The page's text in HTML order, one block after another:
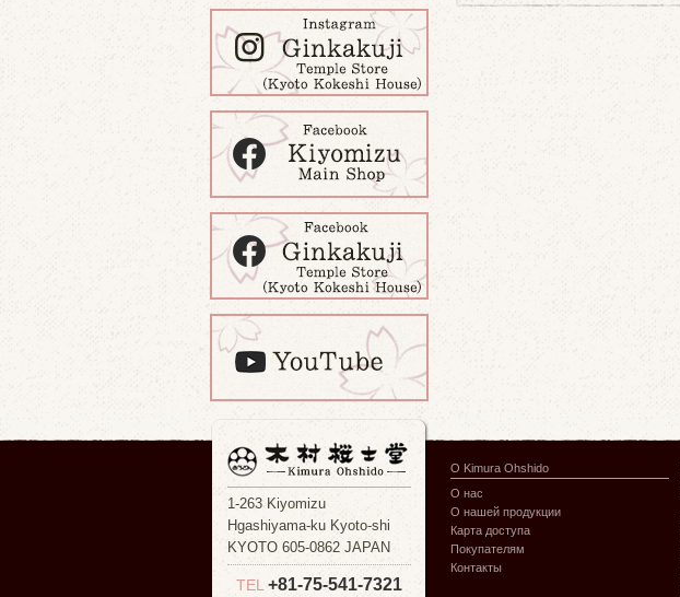
1-263 Kiyomizu
Hgashiyama-ku Kyoto-shi
KYOTO 605-0862 JAPAN
TEL +81-75-541-7321
О Kimura Ohshido
О нас
О нашей продукции
Карта доступа
Покупателям
Контакты